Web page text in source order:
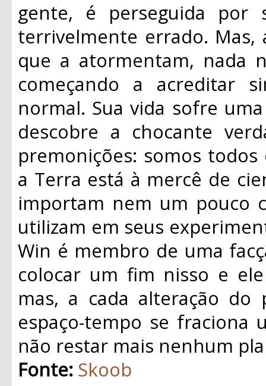
gente, é perseguida por
terrivelmente errado. Mas,
que a atormentam, nada
começando a acreditar
normal. Sua vida sofre
descobre a chocante
premonições: somos
a Terra está à mercê de
importam nem um pouco
utilizam em seus
Win é membro de uma
colocar um fim nisso e
mas, a cada alteração
espaço-tempo se fraciona
não restar mais nenhum
Fonte: Skoob